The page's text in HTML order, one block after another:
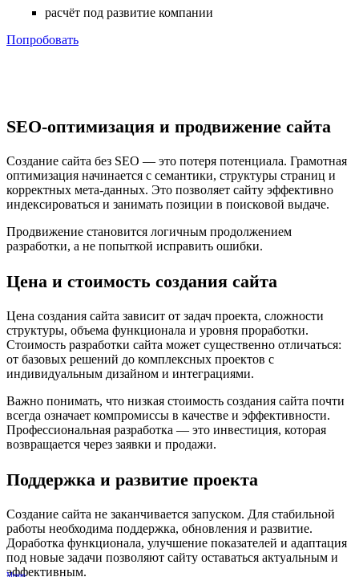
Меню
расчёт под развитие компании
Попробовать
SEO-оптимизация и продвижение сайта
Создание сайта без SEO — это потеря потенциала. Грамотная
оптимизация начинается с семантики, структуры страниц и
корректных мета-данных. Это позволяет сайту эффективно
индексироваться и занимать позиции в поисковой выдаче.
Продвижение становится логичным продолжением
разработки, а не попыткой исправить ошибки.
Цена и стоимость создания сайта
Цена создания сайта зависит от задач проекта, сложности
структуры, объема функционала и уровня проработки.
Стоимость разработки сайта может существенно отличаться:
от базовых решений до комплексных проектов с
индивидуальным дизайном и интеграциями.
Важно понимать, что низкая стоимость создания сайта почти
всегда означает компромиссы в качестве и эффективности.
Профессиональная разработка — это инвестиция, которая
возвращается через заявки и продажи.
Поддержка и развитие проекта
Создание сайта не заканчивается запуском. Для стабильной
работы необходима поддержка, обновления и развитие.
Доработка функционала, улучшение показателей и адаптация
под новые задачи позволяют сайту оставаться актуальным и
эффективным.